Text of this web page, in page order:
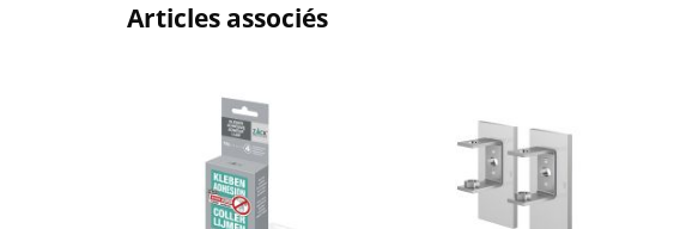
Articles associés